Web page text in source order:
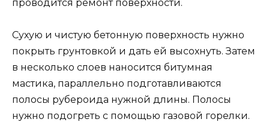
проводится ремонт поверхности.
Сухую и чистую бетонную поверхность нужно
покрыть грунтовкой и дать ей высохнуть. Затем
в несколько слоев наносится битумная
мастика, параллельно подготавливаются
полосы рубероида нужной длины. Полосы
нужно подогреть с помощью газовой горелки.